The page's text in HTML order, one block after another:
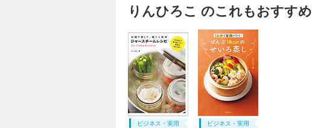
りんひろこ のこれもおすすめ
ビジネス・実用 ビジネス・実用